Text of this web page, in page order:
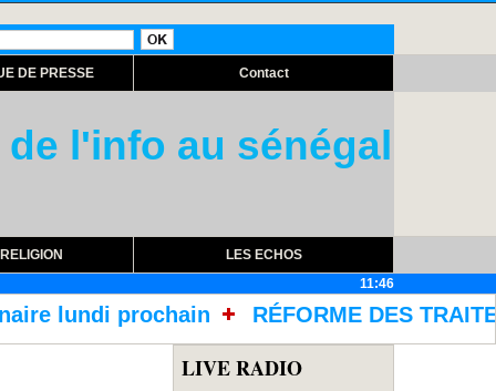
DE PRESSE Contact
l'info au sénégal
RELIGION
LES ECHOS
11:46
RÉFORME DES TRAITEMENTS DANS LES
LIVE RADIO